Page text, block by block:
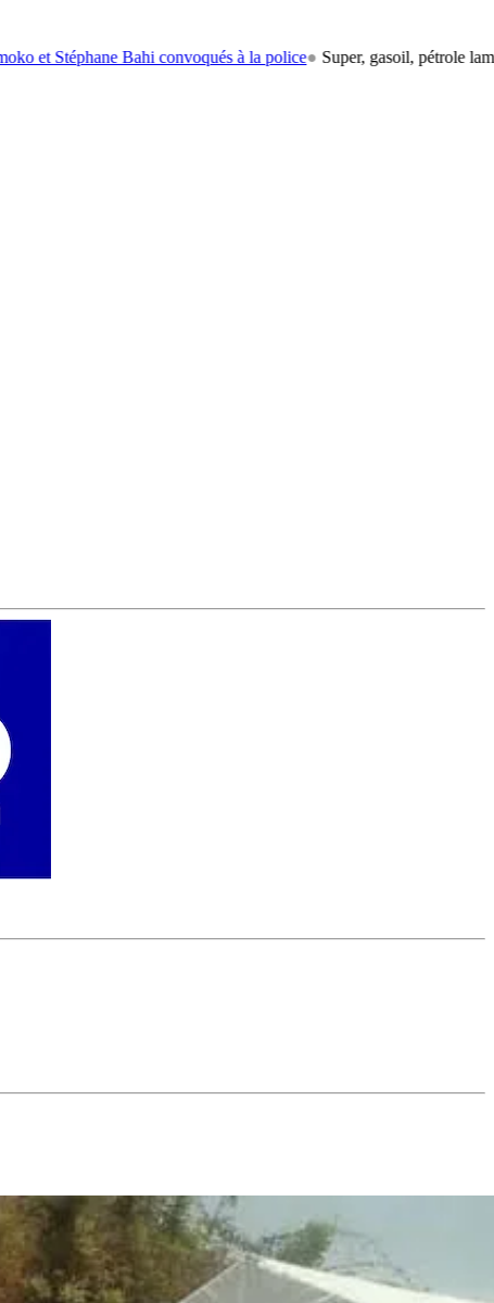
Bahi convoqués à la police ● Super, gasoil, pétrole lampant: le